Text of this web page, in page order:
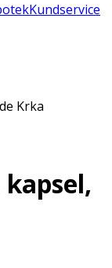
Kundservice
Krka